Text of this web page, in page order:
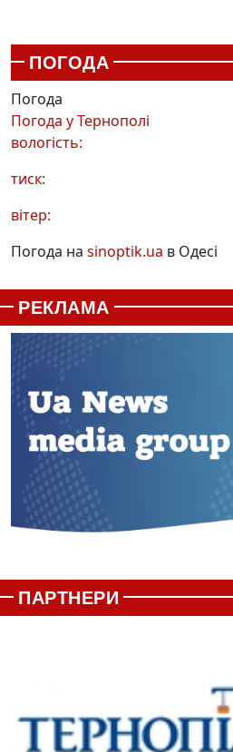
ПОГОДА
Погода
Погода уТернополі
вологість:
тиск:
вітер:
Погода на sinoptik.ua в Одесі
РЕКЛАМА
ПАРТНЕРИ